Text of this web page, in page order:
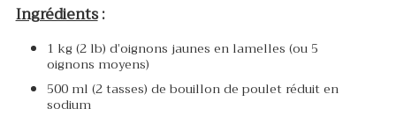
Ingrédients:
1 kg (2 lb) d’oignons jaunes en lamelles (ou 5
oignons moyens)
500 ml (2 tasses) de bouillon de poulet réduit en
sodium